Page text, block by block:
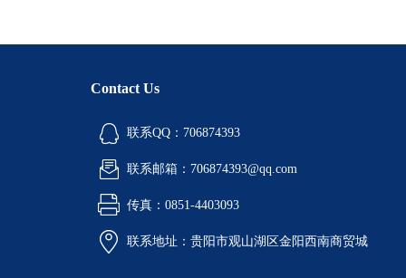
Contact Us
联系QQ：706874393
联系邮箱：706874393@qq.com
传真：0851-4403093
联系地址：贵阳市观山湖区金阳西南商贸城